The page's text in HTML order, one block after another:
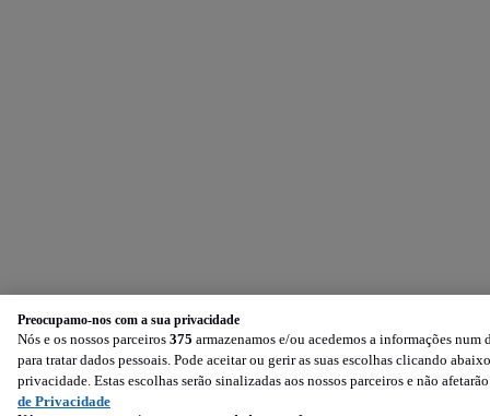
Preocupamo-nos com a sua privacidade
Nós e os nossos parceiros 375 armazenamos e/ou acedemos a informações
para tratar dados pessoais. Pode aceitar ou gerir as suas escolhas clicando
privacidade. Estas escolhas serão sinalizadas aos nossos parceiros e não
de Privacidade